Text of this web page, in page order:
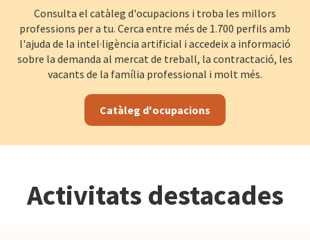
Consulta el catàleg d'ocupacions i troba les millors
professions per a tu. Cerca entre més de 1.700 perfils amb
l'ajuda de la intel·ligència artificial i accedeix a informació
sobre la demanda al mercat de treball, la contractació, les
vacants de la família professional i molt més.
Catàleg d'ocupacions
Activitats destacades